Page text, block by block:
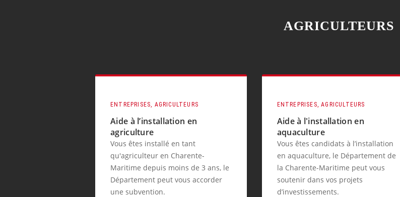
AGRICULTEURS
ENTREPRISES, AGRICULTEURS
Aide à l’installation en
agriculture
Vous êtes installé en tant
qu'agriculteur en Charente-
Maritime depuis moins de 3 ans, le
Département peut vous accorder
une subvention.
ENTREPRISES, AGRICULTEURS
Aide à l'installation en
aquaculture
Vous êtes candidats à l’installation
en aquaculture, le Département de
la Charente-Maritime peut vous
soutenir dans vos projets
d’investissements.